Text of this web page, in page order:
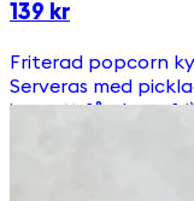
139 kr
Friterad popcorn
Serveras med
inte att få glutenfri)